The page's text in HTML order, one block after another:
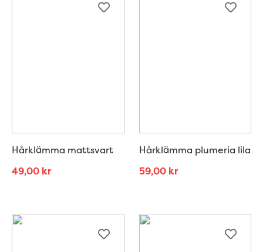
Hårklämma mattsvart
49,00 kr
Hårklämma plumeria lila
59,00 kr